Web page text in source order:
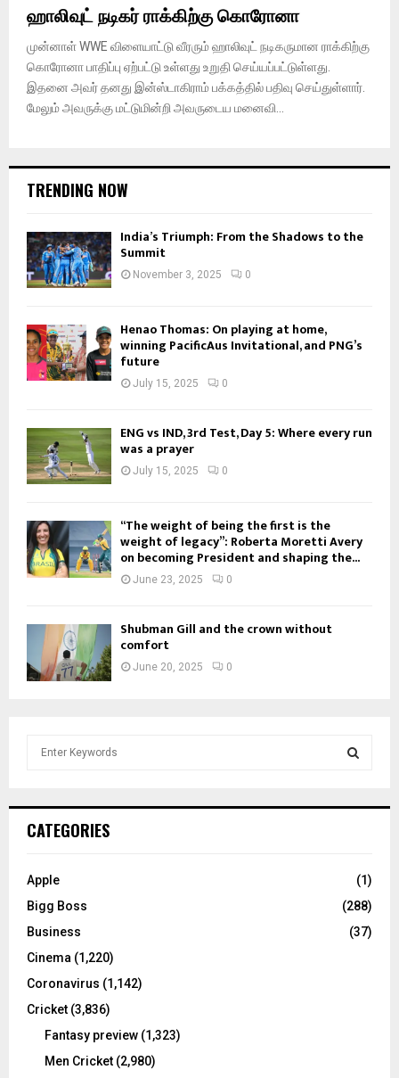
ஹாலிவுட் நடிகர் ராக்கிற்கு கொரோனா
முன்னாள் WWE விளையாட்டு வீரரும் ஹாலிவுட் நடிகருமான ராக்கிற்கு
கொரோனா பாதிப்பு ஏற்பட்டு உள்ளது உறுதி செய்யப்பட்டுள்ளது.
இதனை அவர் தனது இன்ஸ்டாகிராம் பக்கத்தில் பதிவு செய்துள்ளார்.
மேலும் அவருக்கு மட்டுமின்றி அவருடைய மனைவி...
TRENDING NOW
India’s Triumph: From the Shadows to the
Summit
November 3, 2025 0
Henao Thomas: On playing at home,
winning PacificAus Invitational, and PNG’s
future
July 15, 2025 0
ENG vs IND, 3rd Test, Day 5: Where every run
was a prayer
July 15, 2025 0
“The weight of being the first is the
weight of legacy”: Roberta Moretti Avery
on becoming President and shaping the...
June 23, 2025 0
Shubman Gill and the crown without
comfort
June 20, 2025 0
h
o
:
C
CATEGORIES
Apple
(1)
Bigg Boss
(288)
Business
(37)
Cinema (1,220)
Coronavirus (1,142)
Cricket (3,836)
Fantasy preview (1,323)
Men Cricket (2,980)